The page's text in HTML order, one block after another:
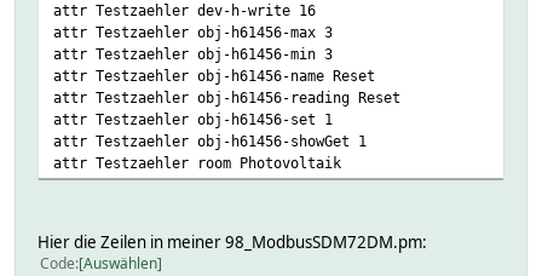
attr Testzaehler dev-h-write 16
attr Testzaehler obj-h61456-max 3
attr Testzaehler obj-h61456-min 3
attr Testzaehler obj-h61456-name Reset
attr Testzaehler obj-h61456-reading Reset
attr Testzaehler obj-h61456-set 1
attr Testzaehler obj-h61456-showGet 1
attr Testzaehler room Photovoltaik
Hier die Zeilen in meiner 98_ModbusSDM72DM.pm:
Code Auswählen